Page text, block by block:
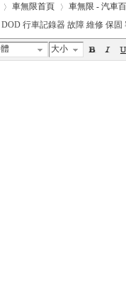
車無限首頁 車無限 - 汽車
DOD 行車記錄器 故障 維修 保固
大小